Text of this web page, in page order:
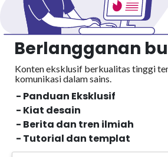
Berlangganan
Konten eksklusif berkualitas tinggi
komunikasi dalam sains.
- Panduan Eksklusif
- Kiat desain
- Berita dan tren ilmiah
- Tutorial dan templat